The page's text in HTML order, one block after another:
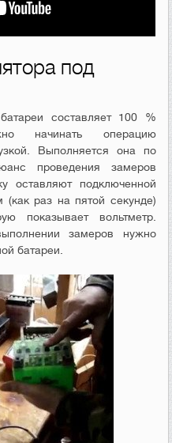
под
составляет 100 %
начинать операцию
Выполняется она по
проведения замеров
оставляют подключенной
(как раз на пятой секунде)
показывает вольтметр.
замеров нужно
батареи.